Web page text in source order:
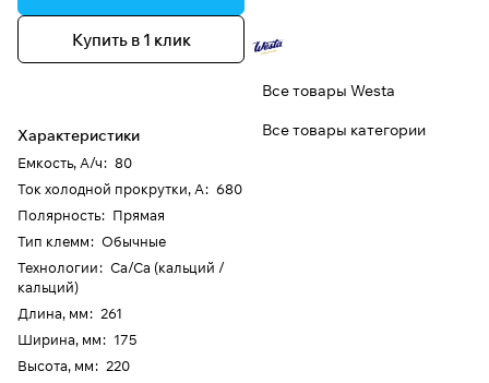
Купить в 1 клик
Характеристики
Емкость, А/ч: 80
Ток холодной прокрутки, А: 680
Полярность: Прямая
Тип клемм: Обычные
Технологии: Ca/Ca (кальций /
кальций)
Длина, мм: 261
Ширина, мм: 175
Высота, мм: 220
Все товары Westa
Все товары категории